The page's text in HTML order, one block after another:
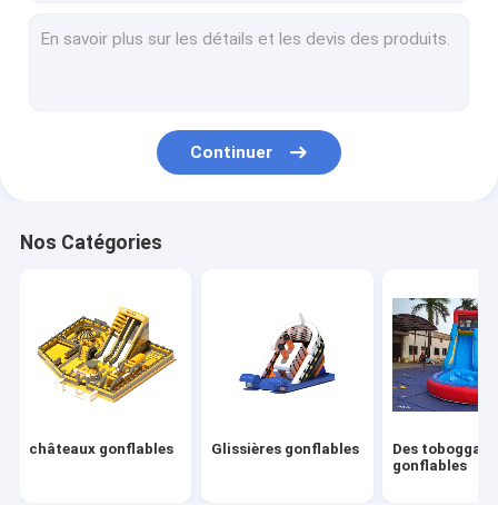
Voûtes gonflables
Châteaux gonflables
parc aquatique gonflable
La glissière du château de rebond
Continuer
Nos Catégories
châteaux gonflables Glissières gonflables
Des toboggans
gonflables